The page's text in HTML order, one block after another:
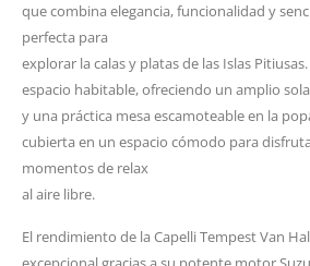
que combina elegancia, funcionalidad y
perfecta para
explorar la calas y platas de las Islas
espacio habitable, ofreciendo un amplio
y una práctica mesa escamoteable en la
cubierta en un espacio cómodo para
momentos de relax
al aire libre.
El rendimiento de la Capelli Tempest Van